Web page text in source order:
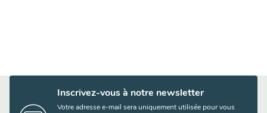
Inscrivez-vous à notre newsletter
Votre adresse e-mail sera uniquement utilisée pour vous